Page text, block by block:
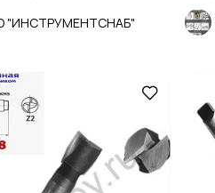
"ИНСТРУМЕНТСНАБ"